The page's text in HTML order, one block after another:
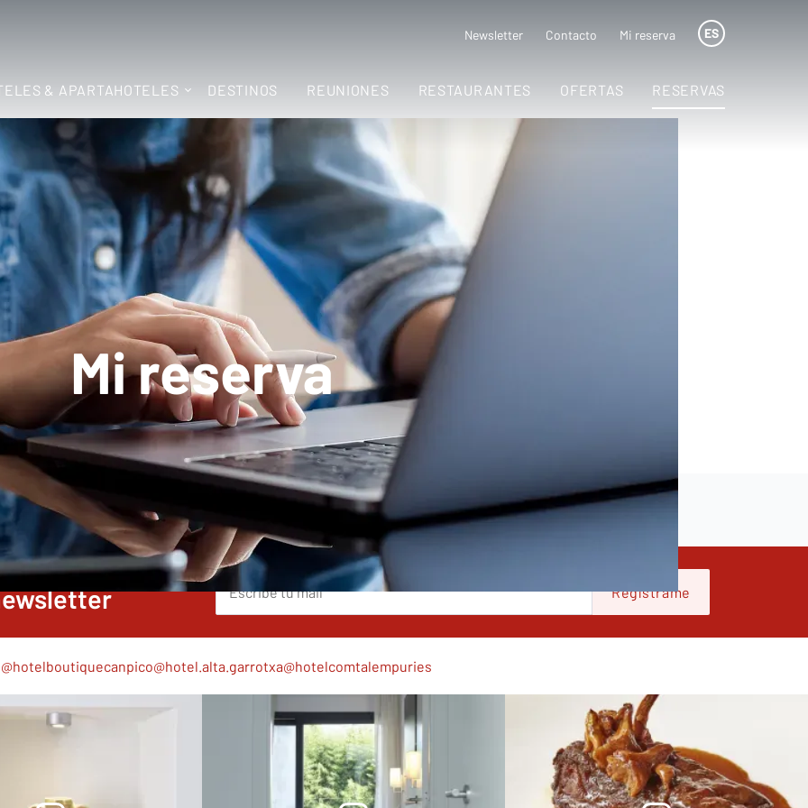
Newsletter Contacto Mi reserva ES
& APARTAHOTELES DESTINOS REUNIONES RESTAURANTES OFERTAS RESERVAS
Mi reserva
Regístrame
@hotelboutiquecanpico@hotel.alta.garrotxa@hotelcomtalempuries